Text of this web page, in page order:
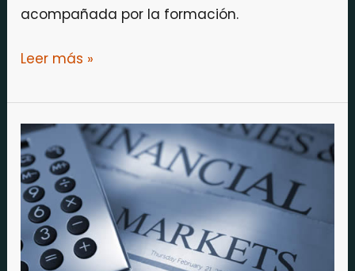
acompañada por la formación.
Leer más »
¿Quién
se
queda
el
dinero
en